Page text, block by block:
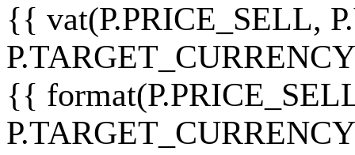
{{ vat(P.PRICE_SELL,
{{